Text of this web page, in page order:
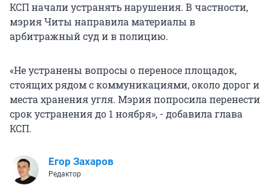
КСП начали устранять нарушения. В частности,
мэрия Читы направила материалы в
арбитражный суд и в полицию.
«Не устранены вопросы о переносе площадок,
стоящих рядом с коммуникациями, около дорог и
места хранения угля. Мэрия попросила перенести
срок устранения до 1 ноября», - добавила глава
КСП.
Егор Захаров
Редактор